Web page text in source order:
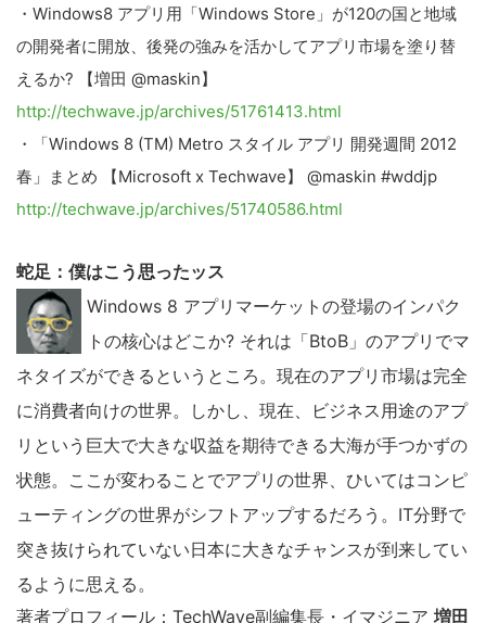
・Windows8 アプリ用「Windows Store」が120の国と地域
の開発者に開放、後発の強みを活かしてアプリ市場を塗り替
えるか? 【増田 @maskin】
http://techwave.jp/archives/51761413.html
・「Windows 8 (TM) Metro スタイル アプリ 開発週間 2012
春」まとめ 【Microsoft x Techwave】 @maskin #wddjp
http://techwave.jp/archives/51740586.html
蛇足：僕はこう思ったッス
Windows 8 アプリマーケットの登場のインパク
トの核心はどこか? それは「BtoB」のアプリでマ
ネタイズができるというところ。現在のアプリ市場は完全
に消費者向けの世界。しかし、現在、ビジネス用途のアプ
リという巨大で大きな収益を期待できる大海が手つかずの
状態。ここが変わることでアプリの世界、ひいてはコンピ
ューティングの世界がシフトアップするだろう。IT分野で
突き抜けられていない日本に大きなチャンスが到来してい
るように思える。
著者プロフィール：TechWave副編集長・イマジニア 増田